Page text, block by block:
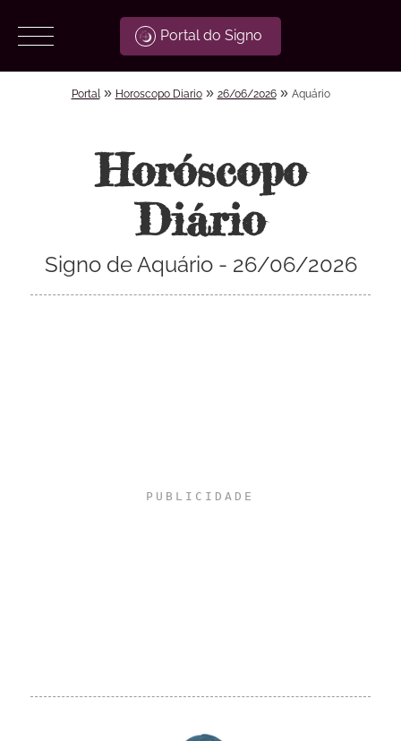
Portal do Signo
Portal » Horoscopo Diario» 26/06/2026» Aquário
Horóscopo
Diário
Signo de Aquário - 26/06/2026